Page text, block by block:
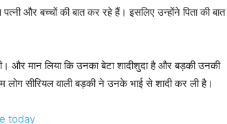
और बच्चों की बात कर रहे हैं। इसलिए उन्होंने पिता की बात
मान लिया कि उनका बेटा शादीशुदा है और बड़की उनकी
लोग सीरियल वाली बड़की ने उनके भाई से शादी कर ली है।